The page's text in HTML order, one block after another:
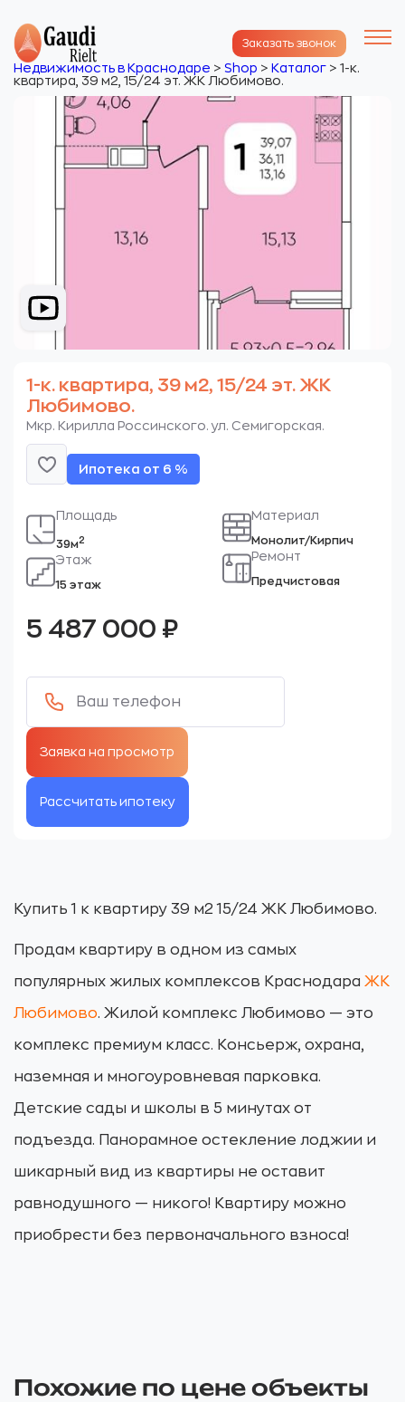
Заказать звонок
Недвижимость в Краснодаре > Shop > Каталог > 1-к.
квартира, 39 м2, 15/24 эт. ЖК Любимово.
1-к. квартира, 39 м2, 15/24 эт. ЖК
Любимово.
Мкр. Кирилла Россинского. ул. Семигорская.
Ипотека от 6 %
Площадь
39м2
Этаж
15 этаж
Материал
Монолит/Кирпич
Ремонт
Предчистовая
5 487 000 ₽
Рассчитать ипотеку
Купить 1 к квартиру 39 м2 15/24 ЖК Любимово.
Продам квартиру в одном из самых
популярных жилых комплексов Краснодара ЖК
Любимово. Жилой комплекс Любимово — это
комплекс премиум класс. Консьерж, охрана,
наземная и многоуровневая парковка.
Детские сады и школы в 5 минутах от
подъезда. Панорамное остекление лоджии и
шикарный вид из квартиры не оставит
равнодушного — никого! Квартиру можно
приобрести без первоначального взноса!
Похожие по цене объекты